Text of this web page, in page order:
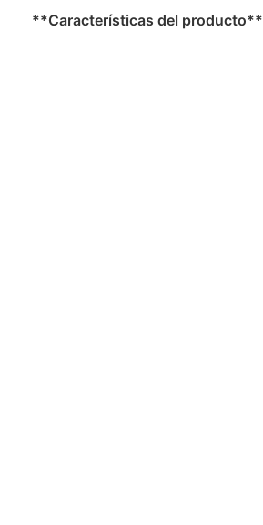
**Características del producto**